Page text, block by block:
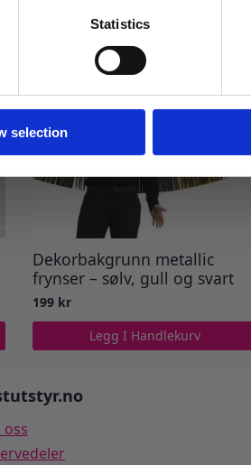
Statistics
selection
Dekorbakgrunn metallic
frynser – sølv, gull og svart
199 kr
Legg I Handlekurv
oss
få brev fra dere!